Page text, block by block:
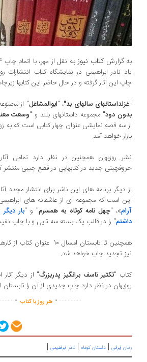
گزارشکتاب نیوزبه نقل از
مهر، با
نادر ابراهیمی در نمایشگاه کتاب انتشارات روزبهان
این آثار گرفته و در حال حاضر این کتابها زیرچاپ
سالهای بد"، "ابوالمشاغل" از مجموعه
دود" مجموعه داستانهای بلند و "وسعت معنای
سه قصه نمایشی عنوان چهار کتابی است که به زودی
خواهد آمد.
روزبهان همچنین در نظر دارد تمامی آثار
جدید در کتابهایی در قطع جیبی منتشر کند.
دیگر برنامه های این ناشر برای انتشار مجدد آثار این
است که مجموعه ای از عاشقانه های ابراهیمی
، "چهل نامه کوتاه به همسرم" و "بار دیگر
" را در قالب یک بسته سه تایی و با چاپ نفیس
تا تابستان امسال 10 عنوان کتاب از کارهای کودک
تجدید چاپ خواهد شد.
تکثیر تاسف برانگیز پدربزرگ" از دیگر آثار
در نظر دارد چاپ جدیدی از آن را تابستان امسال
...............
. هر روز با کتاب .
..............
ایرانی|داستان کوتاه|نادر ابراهیمی|